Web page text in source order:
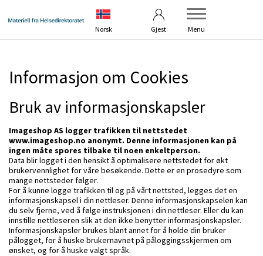
Norsk Gjest Menu
Informasjon om Cookies
Bruk av informasjonskapsler
Imageshop AS logger trafikken til nettstedet
www.imageshop.no anonymt. Denne informasjonen kan på
ingen måte spores tilbake til noen enkeltperson.
Data blir logget i den hensikt å optimalisere nettstedet for økt
brukervennlighet for våre besøkende. Dette er en prosedyre som
mange nettsteder følger.
For å kunne logge trafikken til og på vårt nettsted, legges det en
informasjonskapsel i din nettleser. Denne informasjonskapselen kan
du selv fjerne, ved å følge instruksjonen i din nettleser. Eller du kan
innstille nettleseren slik at den ikke benytter informasjonskapsler.
Informasjonskapsler brukes blant annet for å holde din bruker
pålogget, for å huske brukernavnet på påloggingsskjermen om
ønsket, og for å huske valgt språk.